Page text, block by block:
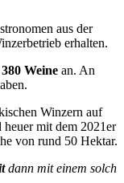
aus der
erhalten.
380 Weine an. An
Winzern auf
mit dem 2021er
von rund 50 Hektar.
dann mit einem solch